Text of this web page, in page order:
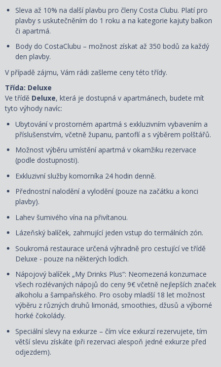
Sleva až 10% na další plavbu pro členy Costa Clubu. Platí pro
plavby s uskutečněním do 1 roku a na kategorie kajuty balkon
či apartmá.
Body do CostaClubu – možnost získat až 350 bodů za každý
den plavby.
V případě zájmu, Vám rádi zašleme ceny této třídy.
Třída: Deluxe
Ve třídě Deluxe, která je dostupná v apartmánech, budete mít
tyto výhody navíc:
Ubytování v prostorném apartmá s exkluzivním vybavením a
příslušenstvím, včetně županu, pantoflí a s výběrem polštářů.
Možnost výběru umístění apartmá v okamžiku rezervace
(podle dostupnosti).
Exkluzivní služby komorníka 24 hodin denně.
Přednostní nalodění a vylodění (pouze na začátku a konci
plavby).
Lahev šumivého vína na přivítanou.
Lázeňský balíček, zahrnující jeden vstup do termálních zón.
Soukromá restaurace určená výhradně pro cestující ve třídě
Deluxe - pouze na některých lodích.
Nápojový balíček „My Drinks Plus“: Neomezená konzumace
všech rozlévaných nápojů do ceny 9€ včetně nejlepších značek
alkoholu a šampaňského. Pro osoby mladší 18 let možnost
výběru z různých druhů limonád, smoothies, džusů a výborné
horké čokolády.
Speciální slevy na exkurze – čím více exkurzí rezervujete, tím
větší slevu získáte (při rezervaci alespoň jedné exkurze před
odjezdem).